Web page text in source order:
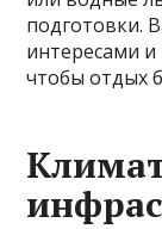
подготовки.
интересами
чтобы отдых